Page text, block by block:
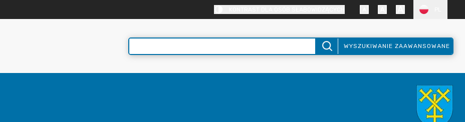
WYSZUKIWANIE ZAAWANSOWANE